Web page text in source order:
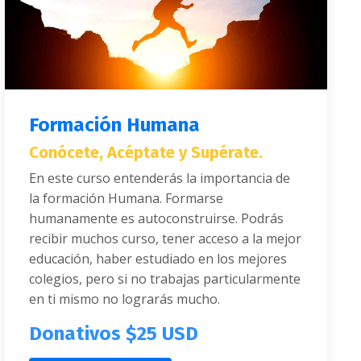
Formación Humana
Conócete, Acéptate y Supérate.
En este curso entenderás la importancia de
la formación Humana. Formarse
humanamente es autoconstruirse. Podrás
recibir muchos curso, tener acceso a la mejor
educación, haber estudiado en los mejores
colegios, pero si no trabajas particularmente
en ti mismo no lograrás mucho.
Donativos $25 USD